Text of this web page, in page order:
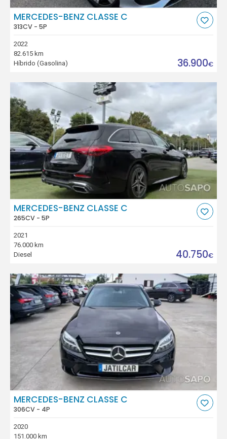
MERCEDES-BENZ CLASSE C
313CV - 5P
2022
82.615 km
Híbrido (Gasolina)
36.900€
MERCEDES-BENZ CLASSE C
265CV - 5P
2021
76.000 km
Diesel
40.750€
MERCEDES-BENZ CLASSE C
306CV - 4P
2020
151.000 km